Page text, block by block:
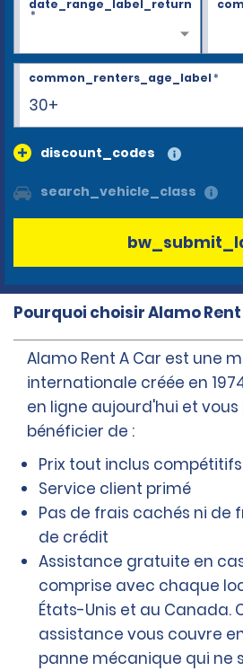
date_range_label_return
*
30+
common_renters_age_label*
discount_codes
search_vehicle_class
Pourquoi choisir Alamo Rent
Alamo Rent A Car est une
internationale créée en
en ligne aujourd'hui et vous
bénéficier de :
Prix tout inclus compétitifs
Service client primé
Pas de frais cachés ni de
de crédit
Assistance gratuite en
comprise avec chaque
États-Unis et au Canada.
assistance vous couvre
panne mécanique qui ne